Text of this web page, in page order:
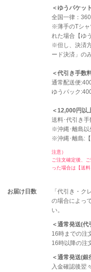
＜ゆうパケッ
全国一律：
※薄手のTシャ
れた場合【ゆ
※但し、決済
ード決済」の
＜代引き手数
通常配送便
ゆうパック
＜12,000円以
送料･代引き手
※沖縄･離島以
※沖縄･離島:【
注意）
ご注文確定後、
った場合は【送
お届け日数
「代引き・ク
の場合によっ
い。
＜通常発送(
16時までの注
16時以降の注
＜通常発送(銀
入金確認後翌